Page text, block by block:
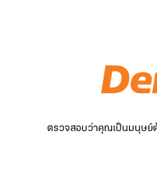
ตรวจสอบว่าคุณเป็นมนุษย์